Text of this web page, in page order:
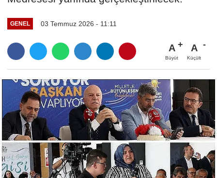
GENEL 03 Temmuz 2026 - 11:11
A
Büyüt
A
Küçült